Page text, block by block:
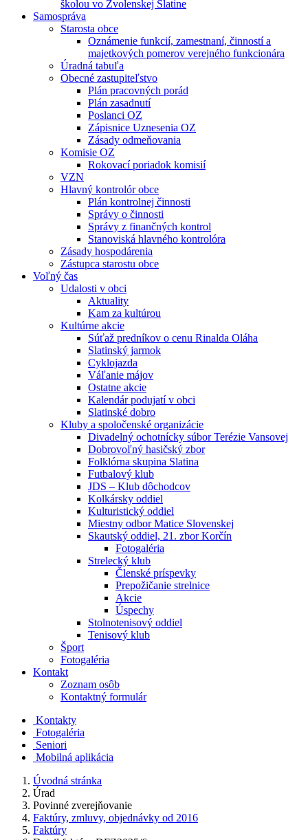
školou vo Zvolenskej Slatine
Samospráva
Starosta obce
Oznámenie funkcií, zamestnaní, činností a
majetkových pomerov verejného funkcionára
Úradná tabuľa
Obecné zastupiteľstvo
Plán pracovných porád
Plán zasadnutí
Poslanci OZ
Zápisnice Uznesenia OZ
Zásady odmeňovania
Komisie OZ
Rokovací poriadok komisií
VZN
Hlavný kontrolór obce
Plán kontrolnej činnosti
Správy o činnosti
Správy z finančných kontrol
Stanoviská hlavného kontrolóra
Zásady hospodárenia
Zástupca starostu obce
Voľný čas
Udalosti v obci
Aktuality
Kam za kultúrou
Kultúrne akcie
Súťaž predníkov o cenu Rinalda Oláha
Slatinský jarmok
Cyklojazda
Váľanie májov
Ostatne akcie
Kalendár podujatí v obci
Slatinské dobro
Kluby a spoločenské organizácie
Divadelný ochotnícky súbor Terézie Vansovej
Dobrovoľný hasičský zbor
Folklórna skupina Slatina
Futbalový klub
JDS – Klub dôchodcov
Kolkársky oddiel
Kulturistický oddiel
Miestny odbor Matice Slovenskej
Skautský oddiel, 21. zbor Korčín
Fotogaléria
Strelecký klub
Členské príspevky
Prepožičanie strelnice
Akcie
Úspechy
Stolnotenisový oddiel
Tenisový klub
Šport
Fotogaléria
Kontakt
Zoznam osôb
Kontaktný formulár
Kontakty
Fotogaléria
Seniori
Mobilná aplikácia
Úvodná stránka
Úrad
Povinné zverejňovanie
Faktúry, zmluvy, objednávky od 2016
Faktúry